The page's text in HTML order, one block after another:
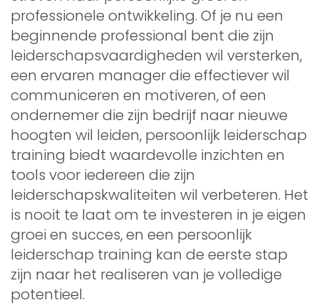
professionele ontwikkeling. Of je nu een
beginnende professional bent die zijn
leiderschapsvaardigheden wil versterken,
een ervaren manager die effectiever wil
communiceren en motiveren, of een
ondernemer die zijn bedrijf naar nieuwe
hoogten wil leiden, persoonlijk leiderschap
training biedt waardevolle inzichten en
tools voor iedereen die zijn
leiderschapskwaliteiten wil verbeteren. Het
is nooit te laat om te investeren in je eigen
groei en succes, en een persoonlijk
leiderschap training kan de eerste stap
zijn naar het realiseren van je volledige
potentieel.